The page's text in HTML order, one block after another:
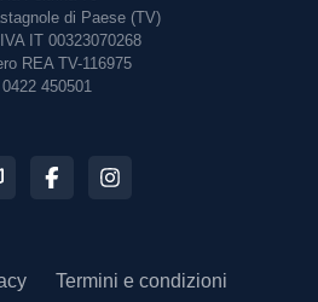
di Paese (TV)
IT 00323070268
REA TV-116975
0422 450501
Termini e condizioni